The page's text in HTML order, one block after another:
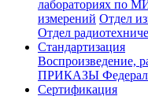
лабораториях по
измерений Отдел
Отдел
Стандартизация
Воспроизведение,
ПРИКАЗЫ
Сертификация